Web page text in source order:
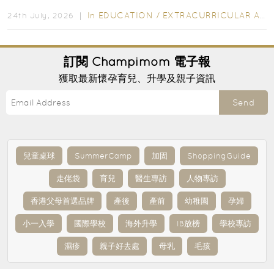
24th July, 2026 ｜ In EDUCATION / EXTRACURRICULAR ACTIVITIES
訂閱 Champimom 電子報
獲取最新懷孕育兒、升學及親子資訊
Send
兒童桌球 SummerCamp 加固 ShoppingGuide
走佬袋 育兒 醫生專訪 人物專訪
香港父母首選品牌 產後 產前 幼稚園 孕婦
小一入學 國際學校 海外升學 IB放榜 學校專訪
濕疹 親子好去處 母乳 毛孩